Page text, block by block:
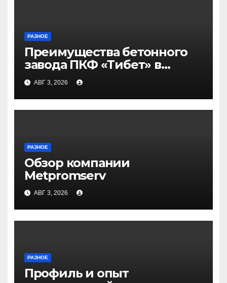
РАЗНОЕ
Преимущества бетонного
завода ПКФ «Тибет» в
Волгограде и Волжском
АВГ 3, 2026
РАЗНОЕ
Обзор компании
Metpromserv
АВГ 3, 2026
РАЗНОЕ
Профиль и опыт